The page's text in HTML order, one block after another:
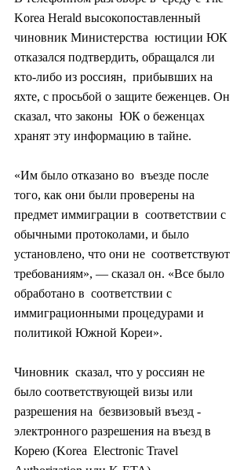
Korea Herald высокопоставленный
чиновник Министерства  юстиции ЮК
отказался подтвердить, обращался ли
кто-либо из россиян,  прибывших на
яхте, с просьбой о защите беженцев. Он
сказал, что законы  ЮК о беженцах
хранят эту информацию в тайне.
«Им было отказано во  въезде после
того, как они были проверены на
предмет иммиграции в  соответствии с
обычными протоколами, и было
установлено, что они не  соответствуют
требованиям», — сказал он. «Все было
обработано в  соответствии с
иммиграционными процедурами и
политикой Южной Кореи».
Чиновник  сказал, что у россиян не
было соответствующей визы или
разрешения на  безвизовый въезд -
электронного разрешения на въезд в
Корею (Korea  Electronic Travel